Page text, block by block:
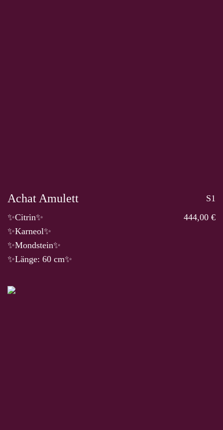
Achat Amulett
S1
✨Citrin✨
✨Karneol✨
✨Mondstein✨
✨Länge: 60 cm✨
444,00 €